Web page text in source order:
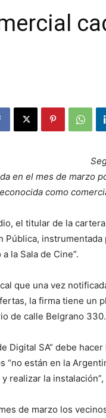
en el mes de marzo
como
el titular de la
Pública,
la Sala de Cine”.
que una vez
la firma tiene un
de calle Belgrano 330.
Digital SA” debe
“no están en la
realizar la
de marzo los